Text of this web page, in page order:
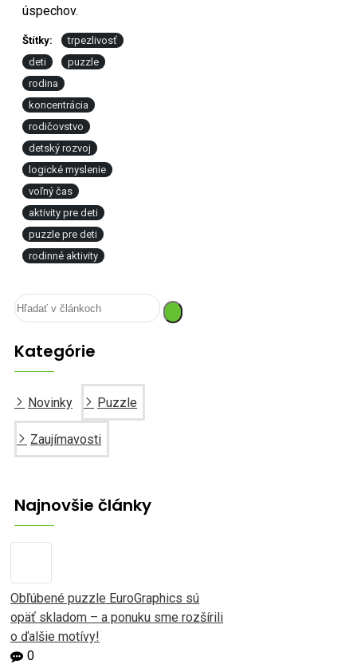
úspechov.
Štítky:
trpezlivosť
deti
puzzle
rodina
koncentrácia
rodičovstvo
detský rozvoj
logické myslenie
voľný čas
aktivity pre deti
puzzle pre deti
rodinné aktivity
Kategórie
Novinky Puzzle
Zaujímavosti
Najnovšie články
Obľúbené puzzle EuroGraphics sú
opäť skladom – a ponuku sme rozšírili
o ďalšie motívy!
0